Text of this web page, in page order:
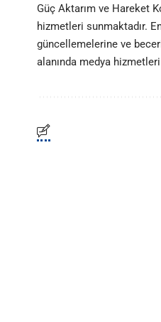
Güç Aktarım ve Hareket
hizmetleri sunmaktadır.
güncellemelerine ve
alanında medya